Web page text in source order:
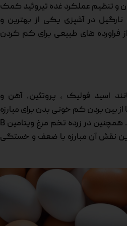
و تنظیم عملکرد غده تیروئید کمک
در آشپزی یکی از بهترین و
از فراورده های طبیعی برای کم کردن
اسید فولیک ، پروتئین، آهن و
از بین بردن کم خونی بدن برای مبارزه
با ضعف بدن خیلی موثر است. همچنین در زرده تخم مرغ ویتامین B
نقش آن مبارزه با ضعف و خستگی